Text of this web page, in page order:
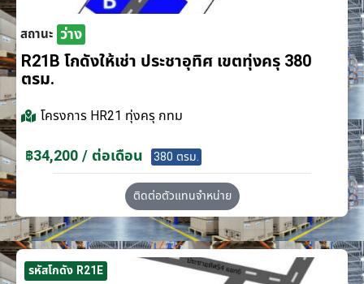
สถานะ ว่าง
R21B โกดังให้เช่า ประชาอุทิศ เขตทุ่งครุ 380
ตรม.
โครงการ HR21 ทุ่งครุ กทม
฿34,200 / ต่อเดือน 380 ตรม.
ติดต่อตัวแทนจำหน่าย
รหัสโกดัง R21E